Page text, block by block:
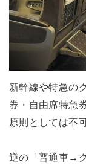
新幹線や特急の
券・自由席特急
原則としては不
逆の「普通車→